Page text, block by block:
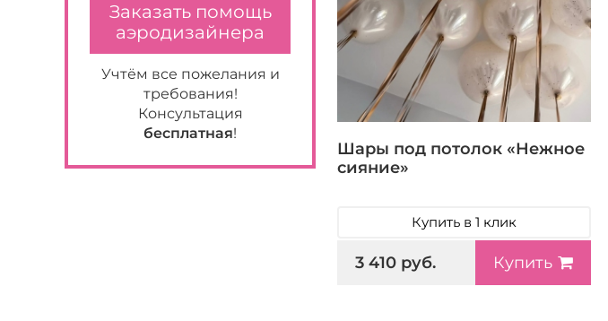
Заказать помощь
аэродизайнера
Учтём все пожелания и
требования!
Консультация
бесплатная!
Шары под потолок «Нежное
сияние»
Купить в 1 клик
3 410 руб. Купить